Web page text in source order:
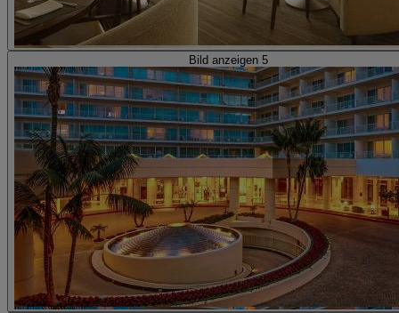
Bild anzeigen 5